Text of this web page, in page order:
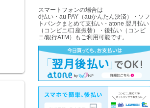
スマートフォンの場合は
d払い・au PAY（auかんたん決済）・ソフ
トバンクまとめて支払い・atone 翌月払い
（コンビニ/口座振替）・後払い（コンビ
ニ/銀行ATM）もご利用可能です。